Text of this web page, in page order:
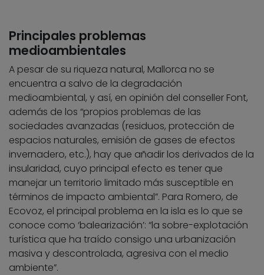
Principales problemas
medioambientales
A pesar de su riqueza natural, Mallorca no se
encuentra a salvo de la degradación
medioambiental, y así, en opinión del conseller Font,
además de los “propios problemas de las
sociedades avanzadas (residuos, protección de
espacios naturales, emisión de gases de efectos
invernadero, etc.), hay que añadir los derivados de la
insularidad, cuyo principal efecto es tener que
manejar un territorio limitado más susceptible en
términos de impacto ambiental”. Para Romero, de
Ecovoz, el principal problema en la isla es lo que se
conoce como ‘balearización’: “la sobre-explotación
turística que ha traído consigo una urbanización
masiva y descontrolada, agresiva con el medio
ambiente”.